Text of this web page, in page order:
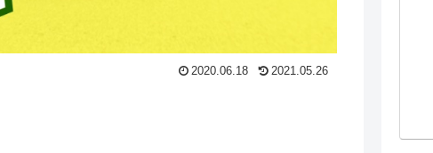
2020.06.18 2021.05.26